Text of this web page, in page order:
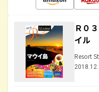
Ｒ０
イル
Resort